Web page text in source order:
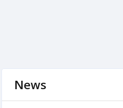
News